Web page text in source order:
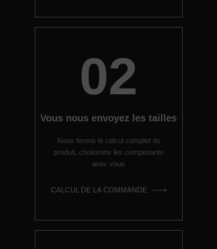
02
Vous nous envoyez les tailles
Nous ferons le calcul complet du
produit, choisirons les composants
avec vous
CALCUL DE LA COMMANDE